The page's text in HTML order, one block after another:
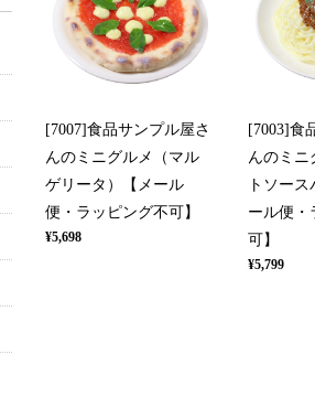
[7007]食品サンプル屋さ
んのミニグルメ（マル
ゲリータ）【メール
便・ラッピング不可】
¥5,698
[7003]食
んのミニ
トソー
ール便・
可】
¥5,799